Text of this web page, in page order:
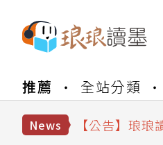
推薦 全站分類
News
【公告】琅
【公告】琅